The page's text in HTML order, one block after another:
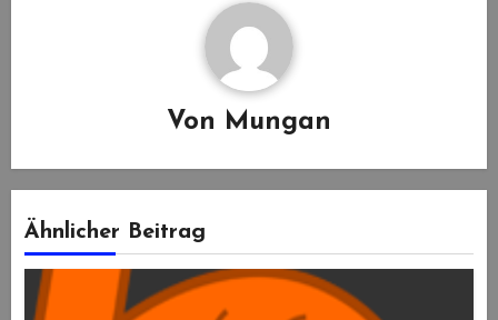
Von Mungan
Ähnlicher Beitrag